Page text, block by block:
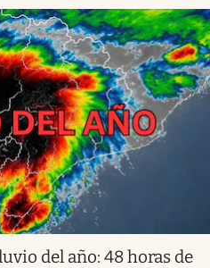
del año: 48 horas de